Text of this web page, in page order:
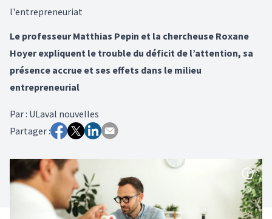
l'entrepreneuriat
Le professeur Matthias Pepin et la chercheuse Roxane
Hoyer expliquent le trouble du déficit de l’attention, sa
présence accrue et ses effets dans le milieu
entrepreneurial
Par: ULaval nouvelles
Partager :